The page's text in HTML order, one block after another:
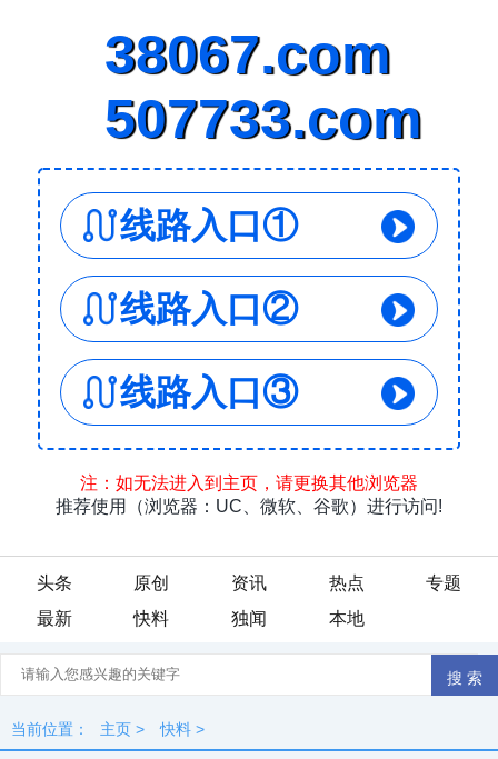
头条 原创 资讯 热点
专题
最新
快料 独闻 本地
当前位置： 主页 > 快料 >